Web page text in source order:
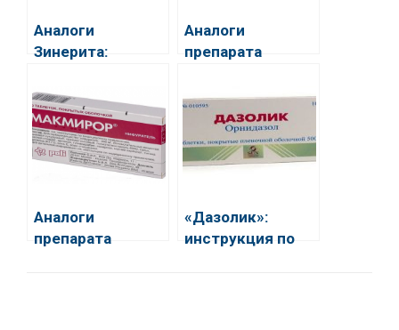
Аналоги
Зинерита:
эффективные
средства для
лечения прыщей
и угревой сыпи
Аналоги
препарата
Аналоги
препарата
«Дазолик»:
инструкция по